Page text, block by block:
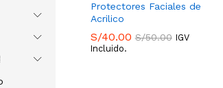
Protectores Faciales de
Acrilico
S/40.00 S/50.00 IGV
Incluido.